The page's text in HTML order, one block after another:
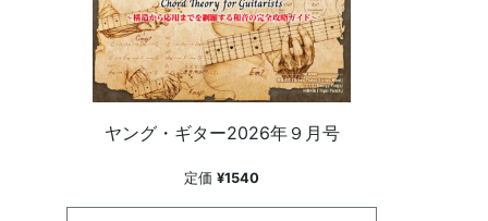
ヤング・ギター2026年９月号
定価 ¥1540